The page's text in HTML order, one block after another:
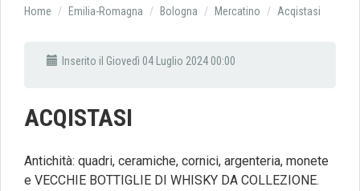
Home Emilia-Romagna Bologna Mercatino Acqistasi
Inserito il Giovedì 04 Luglio 2024 00:00
ACQISTASI
Antichità: quadri, ceramiche, cornici, argenteria, monete
e VECCHIE BOTTIGLIE DI WHISKY DA COLLEZIONE.